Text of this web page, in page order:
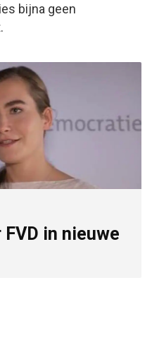
bijna geen
in nieuwe